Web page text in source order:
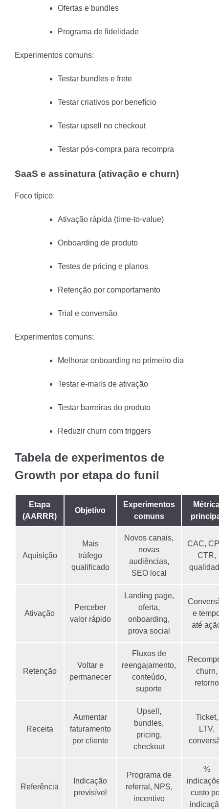
Ofertas e bundles
Programa de fidelidade
Experimentos comuns:
Testar bundles e frete
Testar criativos por benefício
Testar upsell no checkout
Testar pós-compra para recompra
SaaS e assinatura (ativação e churn)
Foco típico:
Ativação rápida (time-to-value)
Onboarding de produto
Testes de pricing e planos
Retenção por comportamento
Trial e conversão
Experimentos comuns:
Melhorar onboarding no primeiro dia
Testar e-mails de ativação
Testar barreiras do produto
Reduzir churn com triggers
Tabela de experimentos de
Growth por etapa do funil
Etapa
(AARRR)
Objetivo
Experimentos
comuns
Aquisição
Mais
tráfego
qualificado
Novos canais,
novas
audiências,
SEO local
CAC,
CTR,
Ativação
Perceber
valor rápido
Landing page,
oferta,
onboarding,
prova social
e
até
Retenção
Voltar e
permanecer
Fluxos de
reengajamento,
conteúdo,
suporte
churn,
retorno
Receita
Aumentar
faturamento
por cliente
Upsell,
bundles,
pricing,
checkout
Ticket,
LTV,
Referência
Indicação
previsível
Programa de
referral, NPS,
incentivo
%
custo